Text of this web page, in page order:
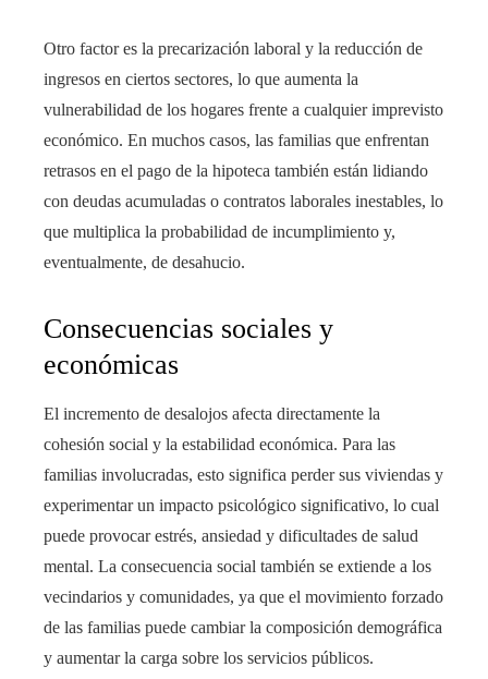
Otro factor es la precarización laboral y la reducción de
ingresos en ciertos sectores, lo que aumenta la
vulnerabilidad de los hogares frente a cualquier imprevisto
económico. En muchos casos, las familias que enfrentan
retrasos en el pago de la hipoteca también están lidiando
con deudas acumuladas o contratos laborales inestables, lo
que multiplica la probabilidad de incumplimiento y,
eventualmente, de desahucio.
Consecuencias sociales y
económicas
El incremento de desalojos afecta directamente la
cohesión social y la estabilidad económica. Para las
familias involucradas, esto significa perder sus viviendas y
experimentar un impacto psicológico significativo, lo cual
puede provocar estrés, ansiedad y dificultades de salud
mental. La consecuencia social también se extiende a los
vecindarios y comunidades, ya que el movimiento forzado
de las familias puede cambiar la composición demográfica
y aumentar la carga sobre los servicios públicos.